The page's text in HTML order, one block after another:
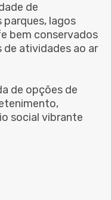
de
lagos
bem conservados
atividades ao ar
de opções de
social vibrante